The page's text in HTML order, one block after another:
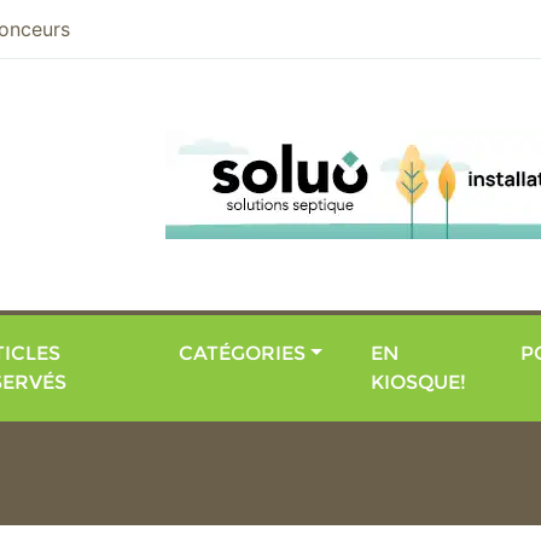
CATÉGORIES
EN
KIOSQUE!